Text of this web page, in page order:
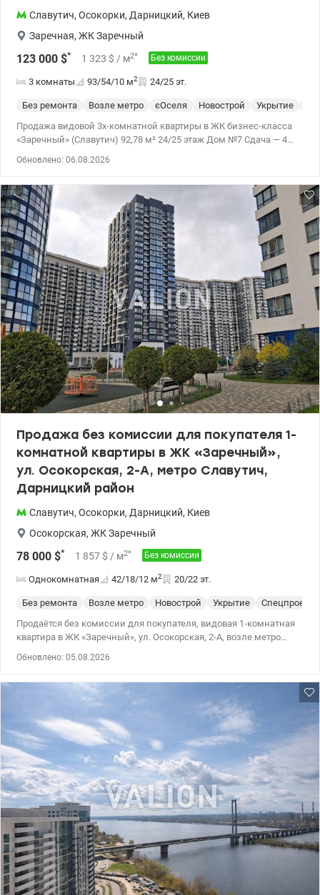
Славутич, Осокорки, Дарницкий, Киев
Заречная, ЖК Заречный
123 000 $* 1 323 $ / м2* Без комиссии
3 комнаты 93/54/10 м2 24/25 эт.
Без ремонта Возле метро єОселя Новострой Укрытие
Продажа видовой 3х-комнатной квартиры в ЖК бизнес-класса
«Заречный» (Славутич) 92,78 м² 24/25 этаж Дом №7 Сдача — 4
сделаете под себя, без переплат * Подземный паркинг под
домом (есть аренда и покупка) * Закрытая территория, охрана,
видеонаблюдение * Собственная набережная Днепра *
Современные лифты и входные группы * Инфраструктура в
комплексе — все под рукой - Таких цен в этом ЖК уже нет -
Сотрудничаем с проверенными компаниями по ремонту “под
ключ” - Отлично подойдет как для жизни, так и под инвестицию
- Высокий спрос на аренду Цена:125 000 у.е. без комиссии
Айпара тел.0992733730 valion.ua/1148361
Обновлено: 06.08.2026
Продажа без комиссии для покупателя 1-
комнатной квартиры в ЖК «Заречный»,
ул. Осокорская, 2-А, метро Славутич,
Дарницкий район
Славутич, Осокорки, Дарницкий, Киев
Осокорская, ЖК Заречный
78 000 $* 1 857 $ / м2* Без комиссии
Однокомнатная 42/18/12 м2 20/22 эт.
Без ремонта Возле метро Новострой Укрытие
Спецпроект
Продаётся без комиссии для покупателя, видовая 1-комнатная
квартира в ЖК «Заречный», ул. Осокорская, 2-А, возле метро
освещение и потрясающие виды. Общая площадь 41,8 м²,
просторная отдельная спальня 17,8 м², кухня 11,7 м², балкон с
выходом как из спальни, так и из кухни. Ухоженная территория,
генераторы в доме, детские и спортивные площадки прямо
возле дома, кофейни, магазины, салоны - всё в пешей
доступности. Современный и уже обжитый район. Идеально для
жизни или сдачи в аренду. Популярная локация, квартира
всегда будет в цене. Рациональная планировка. Удобный выезд
на правый берег. Метро «Славутич» в 10 минутах пешей ходьбы.
Главным бонусом является готовый дизайн-проект. Вы
экономите время и деньги - можно сразу переходить к
реализации стильного интерьера без лишних затрат. Это тот
случай, когда фото не передают главного — атмосферу и виды.
Звоните и приходите на просмотр. Цена 78000 у.е., тел. 063 668 97
67 Дария, valion/1149743
Обновлено: 05.08.2026